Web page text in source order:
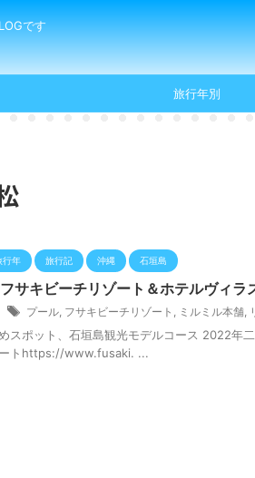
です
旅行年別
行年 旅行記 沖縄 石垣島
サキビーチリゾート＆ホテルヴィ
プール, フサキビーチリゾート , ミルミル本舗,
スポット、石垣島観光モデルコース 2022年
トhttps://www.fusaki. ...